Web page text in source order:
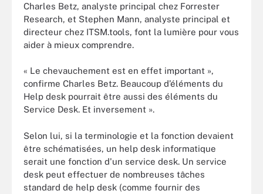
Charles Betz, analyste principal chez Forrester
Research, et Stephen Mann, analyste principal et
directeur chez ITSM.tools, font la lumière pour vous
aider à mieux comprendre.
« Le chevauchement est en effet important »,
confirme Charles Betz. Beaucoup d’éléments du
Help desk pourrait être aussi des éléments du
Service Desk. Et inversement ».
Selon lui, si la terminologie et la fonction devaient
être schématisées, un help desk informatique
serait une fonction d'un service desk. Un service
desk peut effectuer de nombreuses tâches
standard de help desk (comme fournir des